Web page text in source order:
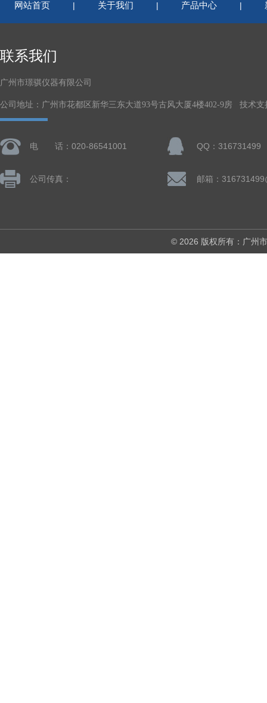
网站首页 | 关于我们 | 产品中心 |
联系我们
广州市璟骐仪器有限公司
公司地址：广州市花都区新华三东大道93号古风大厦4楼402-9房 技术支
电 话：020-86541001 QQ：316731499
公司传真： 邮箱：
© 2026 版权所有：广州